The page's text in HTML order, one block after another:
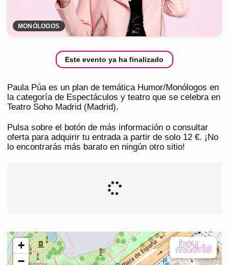
MONÓLOGOS
Este evento ya ha finalizado
Paula Púa es un plan de temática Humor/Monólogos en
la categoría de Espectáculos y teatro que se celebra en
Teatro Soho Madrid (Madrid).
Pulsa sobre el botón de más información o consultar
oferta para adquirir tu entrada a partir de solo 12 €. ¡No
lo encontrarás más barato en ningún otro sitio!